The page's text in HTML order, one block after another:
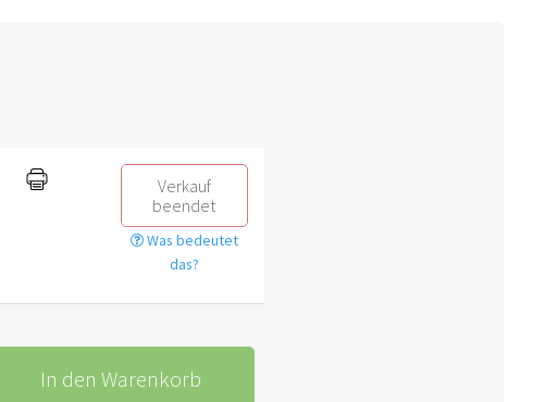
Verkauf
beendet
Was bedeutet
das?
In den Warenkorb